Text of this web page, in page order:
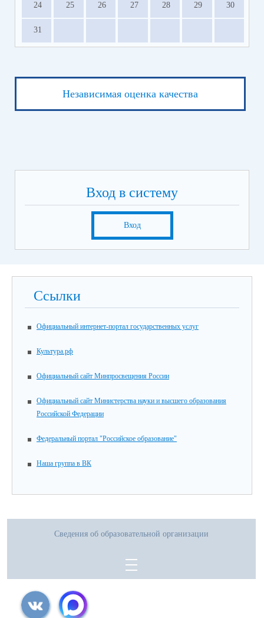
24 25 26 27 28 29 30
31
Независимая оценка качества
Вход в систему
Вход
Ссылки
Официальный интернет-портал государственных услуг
Культура.рф
Официальный сайт Минпросвещения России
Официальный сайт Министерства науки и высшего образования
Российской Федерации
Федеральный портал "Российское образование"
Наша группа в ВК
Сведения об образовательной организации